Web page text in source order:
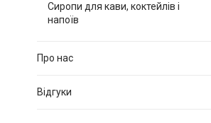
Сиропи для кави, коктейлів і
напоїв
Про нас
Відгуки